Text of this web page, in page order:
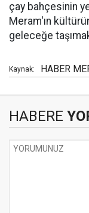
çay bahçesinin
Meram'ın
geleceğe
Kaynak: HABER
HABERE